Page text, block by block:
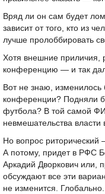
Вряд ли он сам будет
зависит от того, кто из
лучше пролоббировать
Хотя внешние приличия,
конференцию — и так
Вот не знаю, изменилось
конференции? Подняли
футбола? В той самой
невмешательства
Но вопрос риторический
А потому, придет в РФС
Аркадий Дворкович или,
обсуждают все эти
не изменится. Глобально.